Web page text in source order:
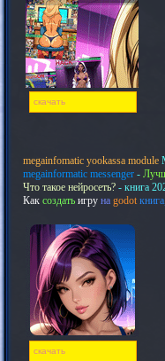
скачать
megainfomatic yookassa module
megainformatic messenger -
Что такое нейросеть? - книга
Как создать игру на godot
скачать